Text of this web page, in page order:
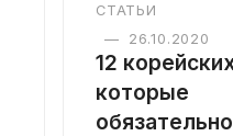
СТАТЬИ
—
26.10.2020
12
которые